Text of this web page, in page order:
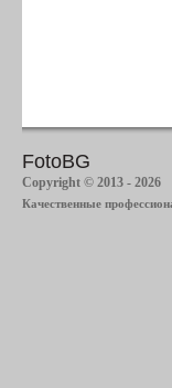
FotoBG
Copyright © 2013 - 2026
Качественные